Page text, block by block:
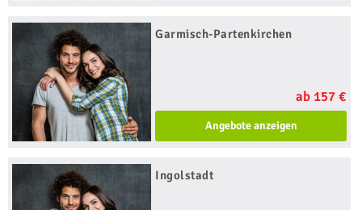
Garmisch-Partenkirchen
ab 157 €
Angebote anzeigen
Ingolstadt